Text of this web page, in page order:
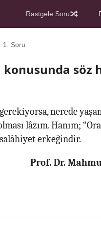
Rastgele Soru
1. Soru
söz
nerede
lâzım. Hanım;
erkeğindir.
Prof. Dr.